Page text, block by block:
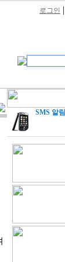
로그인 |
SMS 알림